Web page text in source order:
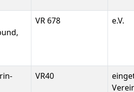
VR 678 e.V.
VR40